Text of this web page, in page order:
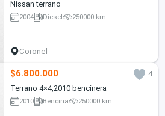
Nissan terrano
2004 Diesel 250000 km
Coronel
$6.800.000
4
Terrano 4×4,2010 bencinera
2010 Bencina 250000 km